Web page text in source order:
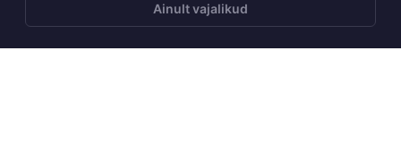
Ainult vajalikud